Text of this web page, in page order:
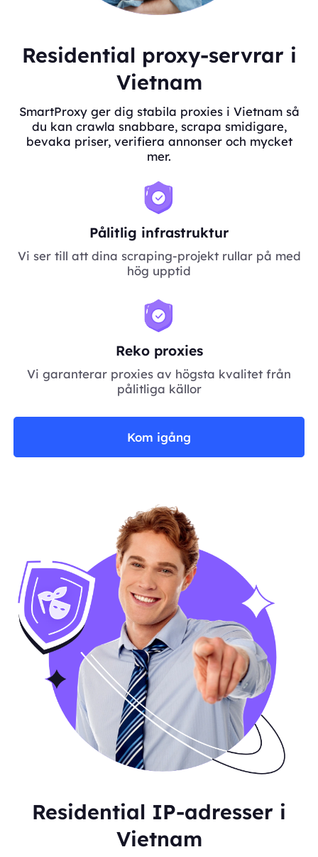
Residential proxy-servrar i
Vietnam
SmartProxy ger dig stabila proxies i Vietnam så
du kan crawla snabbare, scrapa smidigare,
bevaka priser, verifiera annonser och mycket
mer.
Pålitlig infrastruktur
Vi ser till att dina scraping-projekt rullar på med
hög upptid
Reko proxies
Vi garanterar proxies av högsta kvalitet från
pålitliga källor
Kom igång
Residential IP-adresser i
Vietnam